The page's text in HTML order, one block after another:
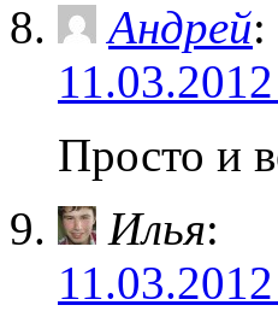
Андрей:
Просто и
Илья: